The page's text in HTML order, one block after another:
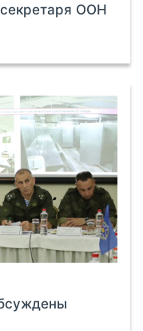
секретаря ООН